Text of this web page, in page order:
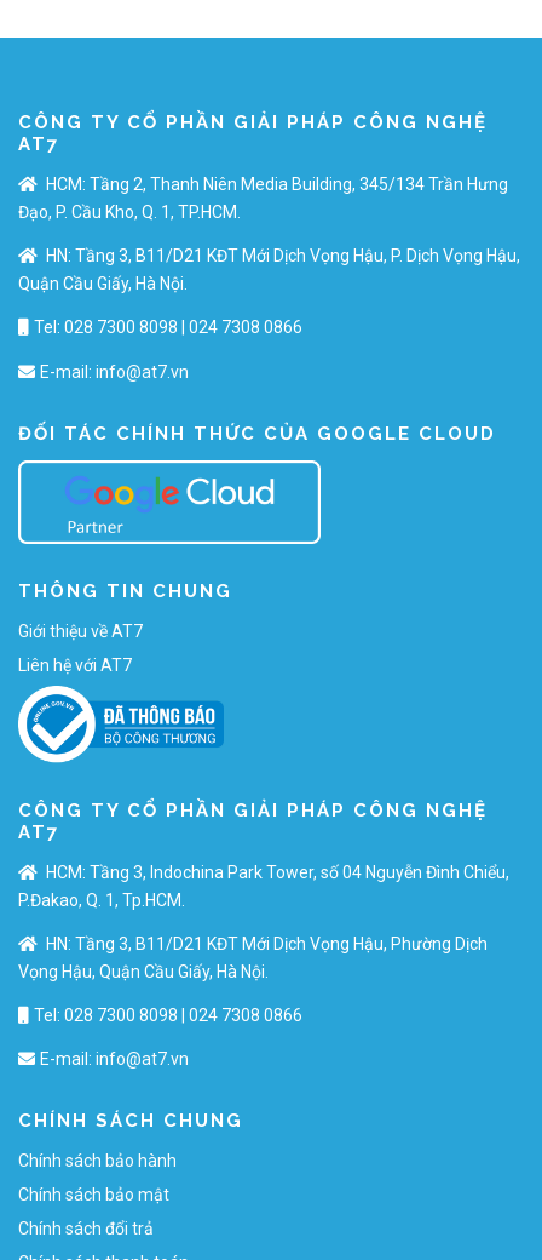
CÔNG TY CỔ PHẦN GIẢI PHÁP CÔNG NGHỆ
AT7
HCM: Tầng 2, Thanh Niên Media Building, 345/134 Trần Hưng
Đạo, P. Cầu Kho, Q. 1, TP.HCM.
HN: Tầng 3, B11/D21 KĐT Mới Dịch Vọng Hậu, P. Dịch Vọng Hậu,
Quận Cầu Giấy, Hà Nội.
Tel: 028 7300 8098 | 024 7308 0866
E-mail: info@at7.vn
ĐỐI TÁC CHÍNH THỨC CỦA GOOGLE CLOUD
THÔNG TIN CHUNG
Giới thiệu về AT7
Liên hệ với AT7
CÔNG TY CỔ PHẦN GIẢI PHÁP CÔNG NGHỆ
AT7
HCM: Tầng 3, Indochina Park Tower, số 04 Nguyễn Đình Chiểu,
P.Đakao, Q. 1, Tp.HCM.
HN: Tầng 3, B11/D21 KĐT Mới Dịch Vọng Hậu, Phường Dịch
Vọng Hậu, Quận Cầu Giấy, Hà Nội.
Tel: 028 7300 8098 | 024 7308 0866
E-mail: info@at7.vn
CHÍNH SÁCH CHUNG
Chính sách bảo hành
Chính sách bảo mật
Chính sách đổi trả